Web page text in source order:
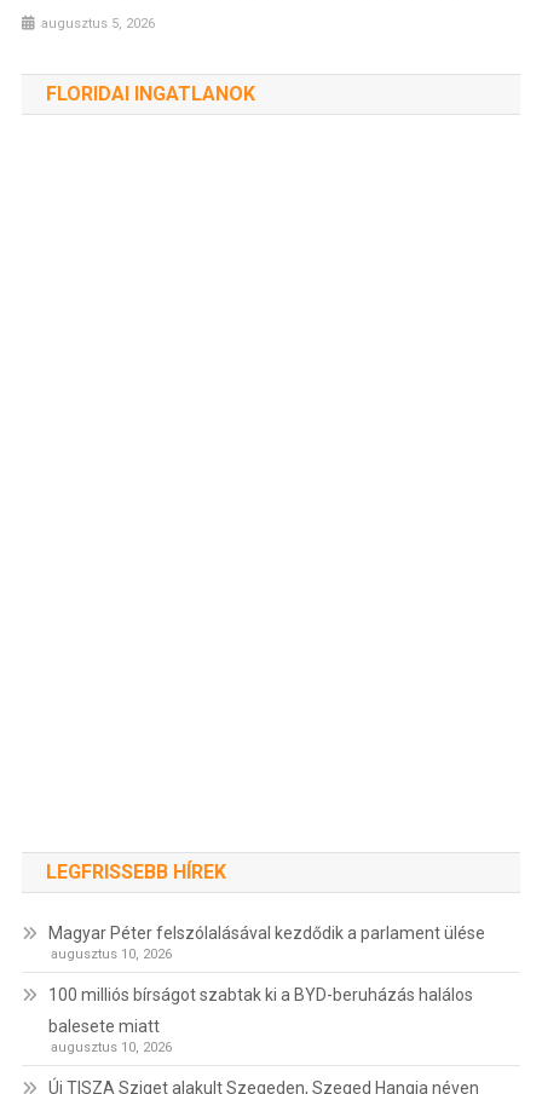
augusztus 5, 2026
FLORIDAI INGATLANOK
LEGFRISSEBB HÍREK
Magyar Péter felszólalásával kezdődik a parlament ülése
augusztus 10, 2026
100 milliós bírságot szabtak ki a BYD-beruházás halálos
balesete miatt
augusztus 10, 2026
Új TISZA Sziget alakult Szegeden, Szeged Hangja néven